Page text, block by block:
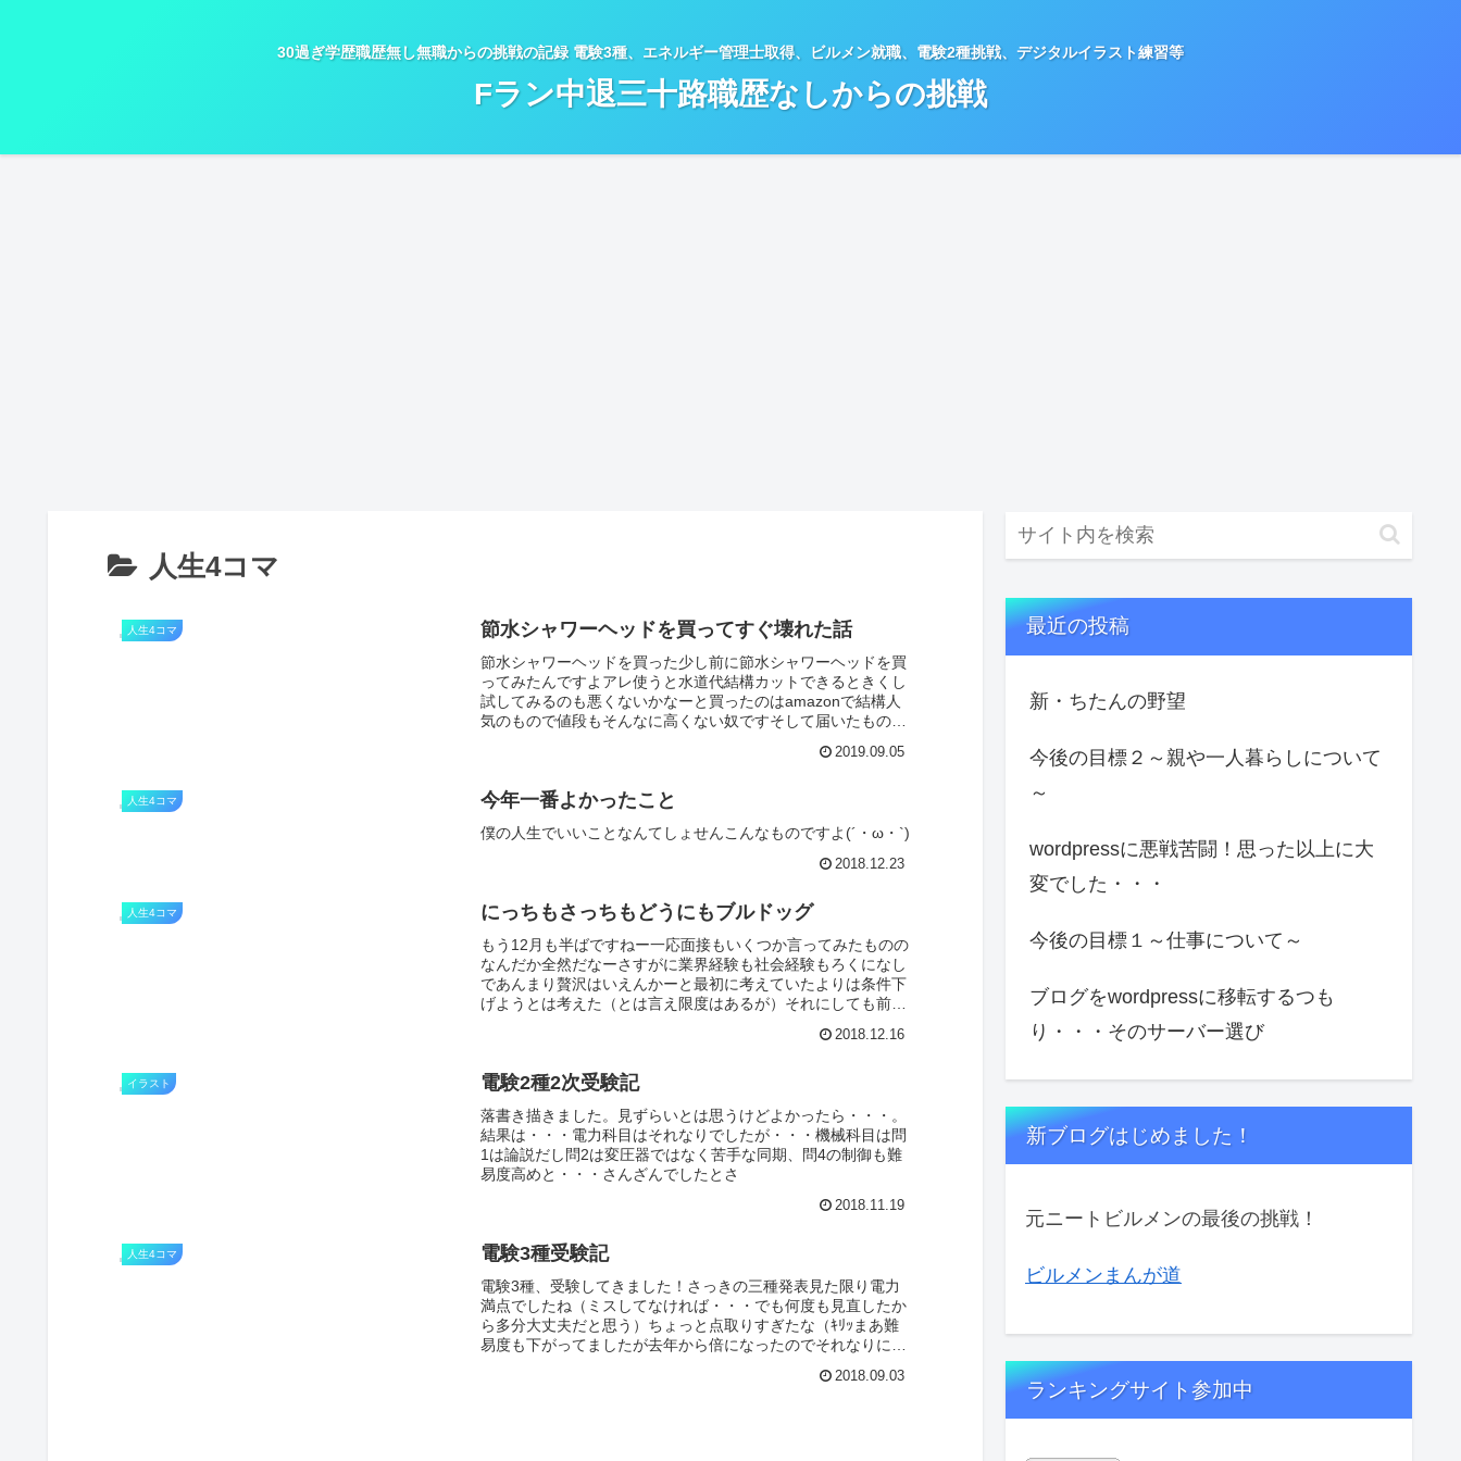
30過ぎ学歴職歴無し無職からの挑戦の記録 電験3種、エネルギー管理士取得、ビルメン就職、電験2種挑戦、デジタルイラスト練習等
Fラン中退三十路職歴なしからの挑戦
人生4コマ
人生4コマ 節水シャワーヘッドを買ってすぐ壊れた話
節水シャワーヘッドを買った少し前に節水シャワーヘッドを買
ってみたんですよアレ使うと水道代結構カットできるときくし
試してみるのも悪くないかなーと買ったのはamazonで結構人
気のもので値段もそんなに高くない奴ですそして届いたものを
2019.09.05
人生4コマ 今年一番よかったこと
僕の人生でいいことなんてしょせんこんなものですよ(´・ω・`)
2018.12.23
人生4コマ にっちもさっちもどうにもブルドッグ
もう12月も半ばですねー一応面接もいくつか言ってみたものの
なんだか全然だなーさすがに業界経験も社会経験もろくになし
であんまり贅沢はいえんかーと最初に考えていたよりは条件下
げようとは考えた（とは言え限度はあるが）それにしても前に
2018.12.16
イラスト 電験2種2次受験記
落書き描きました。見ずらいとは思うけどよかったら・・・。
結果は・・・電力科目はそれなりでしたが・・・機械科目は問
1は論説だし問2は変圧器ではなく苦手な同期、問4の制御も難
易度高めと・・・さんざんでしたとさ
2018.11.19
人生4コマ 電験3種受験記
電験3種、受験してきました！さっきの三種発表見た限り電力
満点でしたね（ミスしてなければ・・・でも何度も見直したか
ら多分大丈夫だと思う）ちょっと点取りすぎたな（ｷﾘｯまあ難
易度も下がってましたが去年から倍になったのでそれなりに結
2018.09.03
最近の投稿
新・ちたんの野望
今後の目標２～親や一人暮らしについて
～
wordpressに悪戦苦闘！思った以上に大
変でした・・・
今後の目標１～仕事について～
ブログをwordpressに移転するつも
り・・・そのサーバー選び
新ブログはじめました！
元ニートビルメンの最後の挑戦！
ビルメンまんが道
ランキングサイト参加中